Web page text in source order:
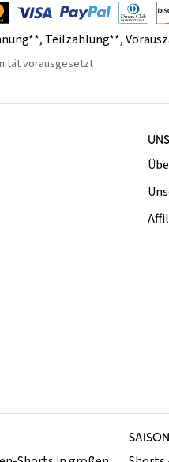
, Teilzahlung**,
vorausgesetzt